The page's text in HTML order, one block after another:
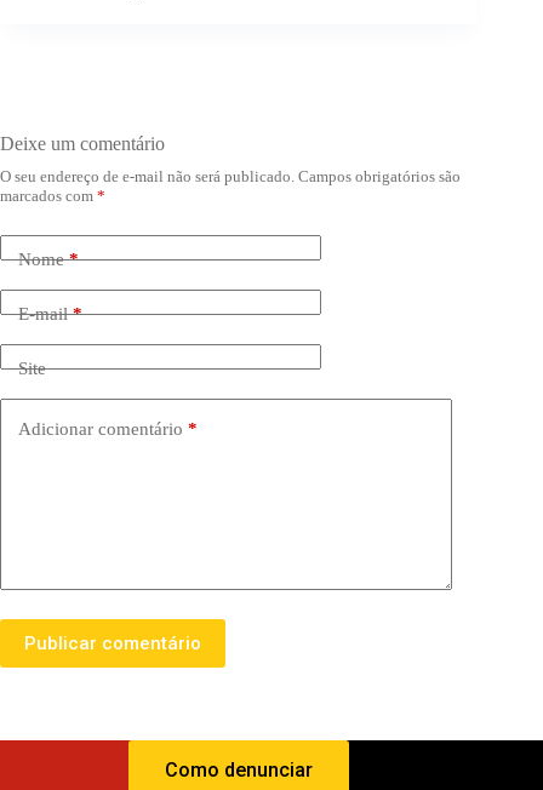
Deixe um comentário
O seu endereço de e-mail não será publicado. Campos obrigatórios são
marcados com *
Nome*
E-mail*
Site
Adicionar comentário *
Publicar comentário
Como denunciar